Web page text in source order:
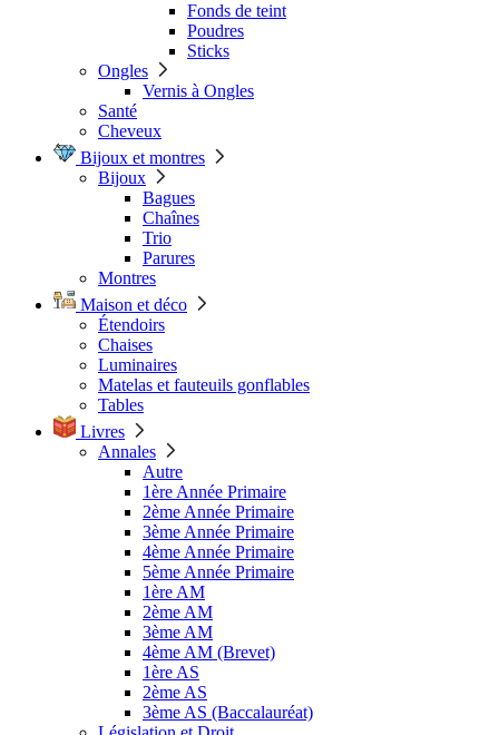
Fonds de teint
Poudres
Sticks
Ongles
Vernis à Ongles
Santé
Cheveux
Bijoux et montres
Bijoux
Bagues
Chaînes
Trio
Parures
Montres
Maison et déco
Étendoirs
Chaises
Luminaires
Matelas et fauteuils gonflables
Tables
Livres
Annales
Autre
1ère Année Primaire
2ème Année Primaire
3ème Année Primaire
4ème Année Primaire
5ème Année Primaire
1ère AM
2ème AM
3ème AM
4ème AM (Brevet)
1ère AS
2ème AS
3ème AS (Baccalauréat)